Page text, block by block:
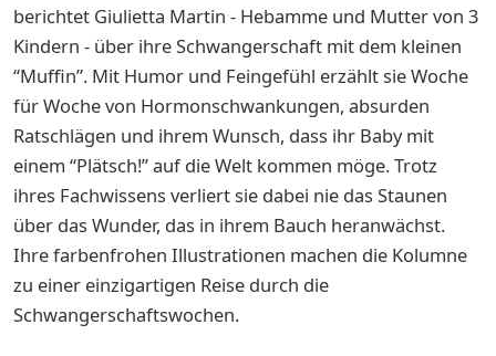
berichtet Giulietta Martin - Hebamme und Mutter von 3
Kindern - über ihre Schwangerschaft mit dem kleinen
“Muffin”. Mit Humor und Feingefühl erzählt sie Woche
für Woche von Hormonschwankungen, absurden
Ratschlägen und ihrem Wunsch, dass ihr Baby mit
einem “Plätsch!” auf die Welt kommen möge. Trotz
ihres Fachwissens verliert sie dabei nie das Staunen
über das Wunder, das in ihrem Bauch heranwächst.
Ihre farbenfrohen Illustrationen machen die Kolumne
zu einer einzigartigen Reise durch die
Schwangerschaftswochen.